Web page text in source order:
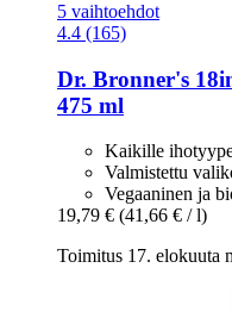
5 vaihtoehdot
4.4 (165)
Dr. Bronner's
475 ml
Kaikille
Valmistettu
Vegaaninen ja
19,79 € (41,66 € / l)
Toimitus 17. elokuuta